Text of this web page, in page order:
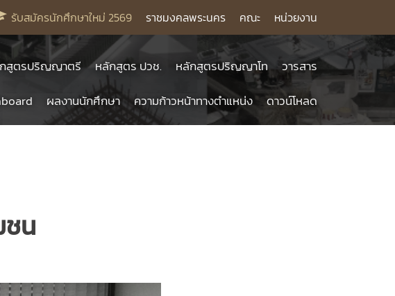
รับสมัครนักศึกษาใหม่ 2569 ราชมงคลพระนคร คณะ หน่วยงาน
สูตรปริญญาตรี หลักสูตร ปวช. หลักสูตรปริญญาโท
วารสาร
ผลงานนักศึกษา ความก้าวหน้าทางตำแหน่ง ดาวน์โหลด
น